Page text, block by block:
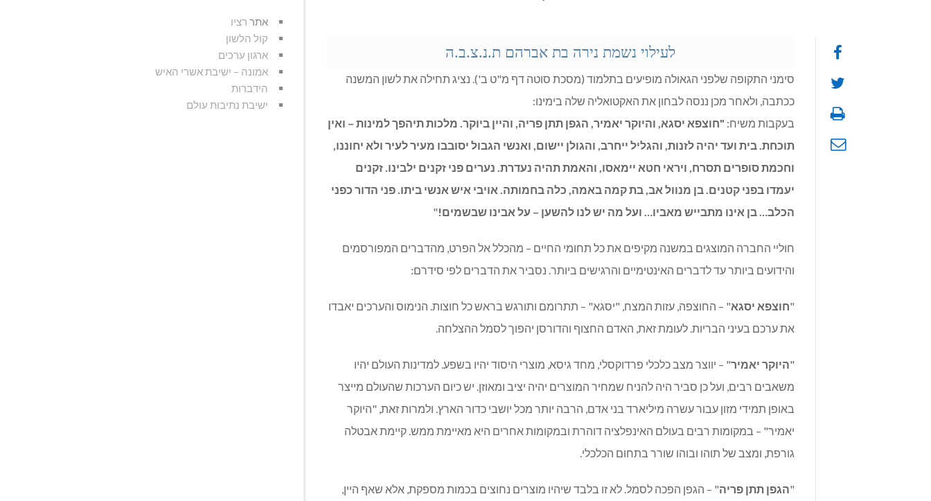
לעילוי נשמת נירה בת אברהם ת.נ.צ.ב.ה
סימני התקופה שלפני הגאולה מופיעים בתלמוד (מסכת סוטה דף מ"ט ב'). נציג תחילה את לשון המשנה
ככתבה, ולאחר מכן ננסה לבחון את האקטואליה שלה בימינו:
בעקבות משיח: "חוצפא יסגא, והיוקר יאמיר, הגפן תתן פריה, והיין ביוקר. מלכות תיהפך למינות – ואין
תוכחת. בית ועד יהיה לזנות, והגליל ייחרב, והגולן יישום, ואנשי הגבול יסובבו מעיר לעיר ולא יחוננו,
וחכמת סופרים תסרח, ויראי חטא יימאסו, והאמת תהיה נעדרת. נערים פני זקנים ילבינו. זקנים
יעמדו בפני קטנים. בן מנוול אב, בת קמה באמה, כלה בחמותה. אויבי איש אנשי ביתו. פני הדור כפני
הכלב… בן אינו מתבייש מאביו… ועל מה יש לנו להשען – על אבינו שבשמים!"
חוליי החברה המוצגים במשנה מקיפים את כל תחומי החיים – מהכלל אל הפרט, מהדברים המפורסמים
והידועים ביותר עד לדברים האינטימיים והרגישים ביותר. נסביר את הדברים לפי סידרם:
"חוצפא יסגא" – החוצפה, עזות המצח, "יסגא" – תתרומם ותורגש בראש כל חוצות. הנימוס והערכים יאבדו
את ערכם בעיני הבריות. לעומת זאת, האדם החצוף והדורסן יהפוך לסמל ההצלחה.
"היוקר יאמיר" – יווצר מצב כלכלי פרדוקסלי, מחד גיסא, מוצרי היסוד יהיו בשפע. למדינות העולם יהיו
משאבים רבים, ועל כן סביר היה להניח שמחיר המוצרים יהיה יציב ומאוזן. יש כיום הערכות שהעולם מייצר
באופן תמידי מזון עבור עשרה מיליארד בני אדם, הרבה יותר מכל יושבי כדור הארץ. ולמרות זאת, "היוקר
יאמיר" – במקומות רבים בעולם האינפלציה דוהרת ובמקומות אחרים היא מאיימת ממש. קיימת אבטלה
גורפת, ומצב של תוהו ובוהו שורר בתחום הכלכלי.
"הגפן תתן פריה" – הגפן הפכה לסמל. לא זו בלבד שיהיו מוצרים נחוצים בכמות מספקת, אלא שאף היין,
אתר רציו
קול הלשון
ארגון ערכים
אמונה – ישיבת אשרי האיש
הידברות
ישיבת נתיבות עולם